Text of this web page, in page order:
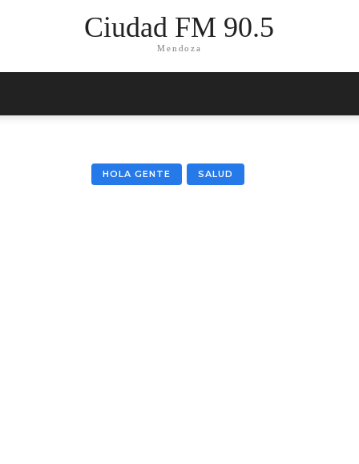
Ciudad FM 90.5
Mendoza
HOLA GENTE SALUD